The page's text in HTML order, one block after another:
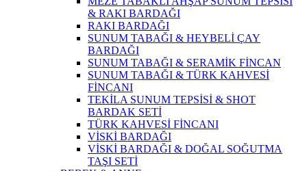
& RAKI BARDAĞI
RAKI BARDAĞI
SUNUM TABAĞI & HEYBELİ ÇAY
BARDAĞI
SUNUM TABAĞI & SERAMİK FİNCAN
SUNUM TABAĞI & TÜRK KAHVESİ
FİNCANI
TEKİLA SUNUM TEPSİSİ & SHOT
BARDAK SETİ
TÜRK KAHVESİ FİNCANI
VİSKİ BARDAĞI
VİSKİ BARDAĞI & DOĞAL SOĞUTMA
TAŞI SETİ